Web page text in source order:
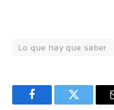
Lo que hay que saber
FacebookTwitter